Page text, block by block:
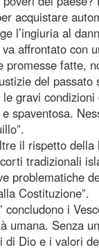
acquistare
l’ingiuria al
affrontato con
promesse fatte,
del
gravi
spaventosa.
il rispetto
tradizionali
problematiche
Costituzione”.
concludono i
umana. Senza
di Dio e i valori